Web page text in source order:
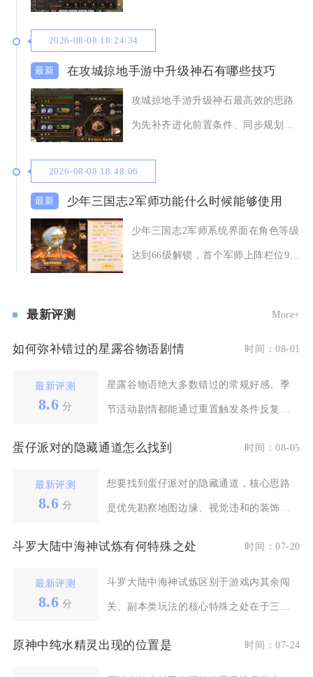
2026-08-08 18:24:34
在攻城掠地手游中升级神石有哪些技巧
攻城掠地手游升级神石最高效的思路
为先补齐进化前置条件、同步规划晶
2026-08-08 18:48:06
少年三国志2军师功能什么时候能够使用
少年三国志2军师系统界面在角色等级
达到66级解锁，首个军师上阵栏位90
最新评测 More+
如何弥补错过的星露谷物语剧情 时间：08-01
最新评测
8.6 分
星露谷物语绝大多数错过的常规好感、季
节活动剧情都能通过重置触发条件反复解
蛋仔派对的隐藏通道怎么找到 时间：08-05
最新评测
8.6 分
想要找到蛋仔派对的隐藏通道，核心思路
是优先勘察地图边缘、视觉违和的装饰区
斗罗大陆中海神试炼有何特殊之处 时间：07-20
最新评测
8.6 分
斗罗大陆中海神试炼区别于游戏内其余闯
关、副本类玩法的核心特殊之处在于三位
原神中纯水精灵出现的位置是 时间：07-24